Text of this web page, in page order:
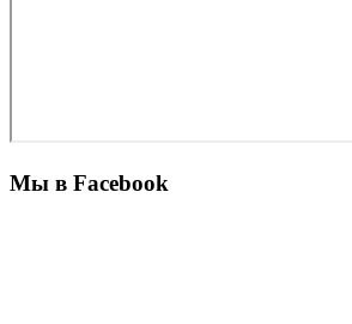
Мы в Facebook